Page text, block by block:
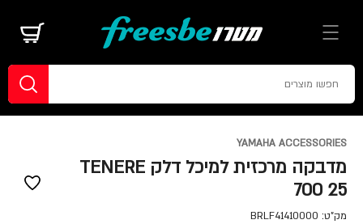
YAMAHA ACCESSORIES
מדבקה מרכזית למיכל דלק TENERE
700 25
מק"ט: BRLF41410000